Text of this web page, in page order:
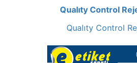
Qualıty Control
Qualıty Control